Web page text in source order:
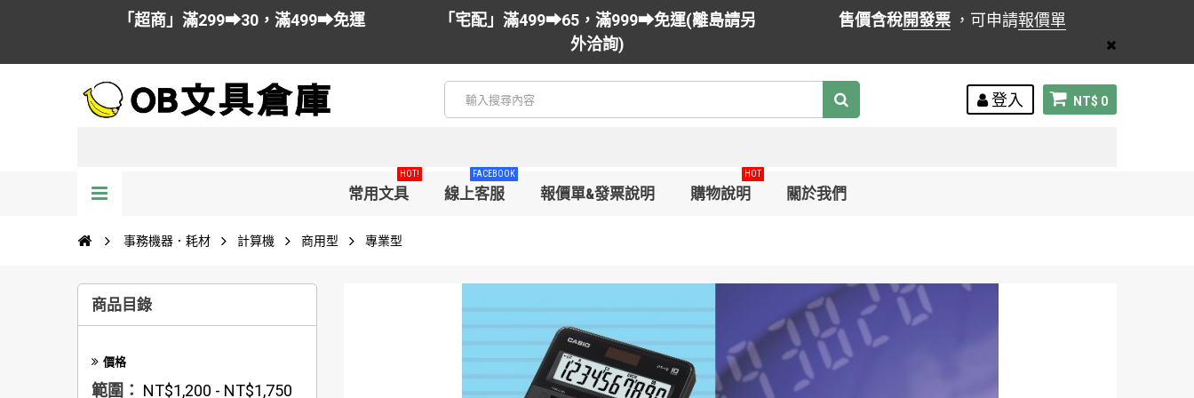
「超商」滿299➡30，滿499➡免運
「宅配」滿499➡65，滿999➡免運(離島請另
外洽詢)
售價含稅開發票 ，可申請報價單
NT$ 0
登入
常用文具
HOT!
線上客服
FACEBOOK
報價單&發票說明 購物說明
HOT
關於我們
事務機器．耗材 計算機 商用型 專業型
商品目錄
價格
範圍： NT$1,200 - NT$1,750